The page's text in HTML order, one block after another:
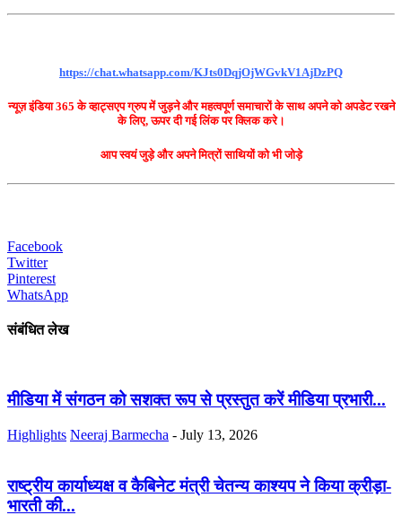
https://chat.whatsapp.com/KJts0DqjOjWGvkV1AjDzPQ
न्यूज़ इंडिया 365 के व्हाट्सएप ग्रुप में जुड़ने और महत्वपूर्ण समाचारों के साथ अपने को अपडेट रखने
के लिए, ऊपर दी गई लिंक पर क्लिक करे।
आप स्वयं जुड़े और अपने मित्रों साथियों को भी जोड़े
Facebook
Twitter
Pinterest
WhatsApp
संबंधित लेख
मीडिया में संगठन को सशक्त रूप से प्रस्तुत करें मीडिया प्रभारी...
Highlights Neeraj Barmecha - July 13, 2026
राष्ट्रीय कार्याध्यक्ष व कैबिनेट मंत्री चेतन्य काश्यप ने किया क्रीड़ा-
भारती की...